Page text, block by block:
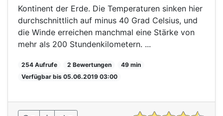
Kontinent der Erde. Die Temperaturen sinken hier
durchschnittlich auf minus 40 Grad Celsius, und
die Winde erreichen manchmal eine Stärke von
mehr als 200 Stundenkilometern. ...
254 Aufrufe 2 Bewertungen
49 min
Verfügbar bis 05.06.2019 03:00